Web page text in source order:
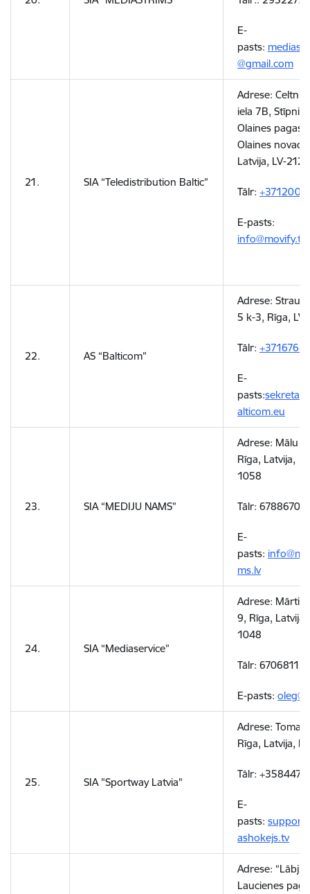
E-
pasts:
@gmail.com
21. SIA “Teledistribution Baltic”
Adrese:
iela 7B,
Olaines
Olaines novads,
Latvija, LV-2127
Tālr:
E-pasts:
info@movify.tv
22. AS “Balticom”
Adrese:
5 k-3, Rīga,
Tālr:
E-
pasts:
alticom.eu
23. SIA “MEDIJU NAMS”
Adrese: Mālu
Rīga, Latvija,
1058
Tālr: 67886700
E-
pasts:
ms.lv
24. SIA “Mediaservice”
Adrese:
9, Rīga, Latvija,
1048
Tālr: 67068113
E-pasts:
25. SIA "SportwayLatvia"
Adrese: Toma
Rīga, Latvija,
Tālr:
E-
pasts:
ashokejs.tv
Adrese: “Lābji”,
Laucienes